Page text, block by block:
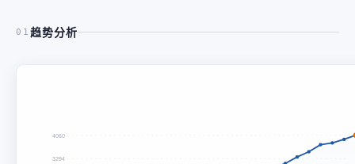
01 趋势分析
4060
3294